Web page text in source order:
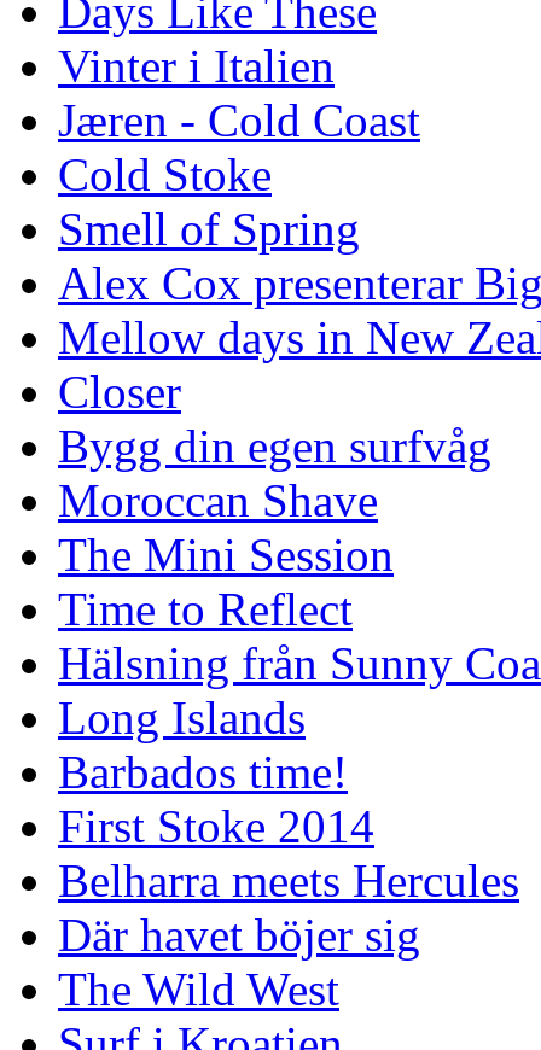
Days Like These
Vinter i Italien
Jæren - Cold Coast
Cold Stoke
Smell of Spring
Alex Cox presenterar
Mellow days in New
Closer
Bygg din egen surfvåg
Moroccan Shave
The Mini Session
Time to Reflect
Hälsning från Sunny
Long Islands
Barbados time!
First Stoke 2014
Belharra meets Hercules
Där havet böjer sig
The Wild West